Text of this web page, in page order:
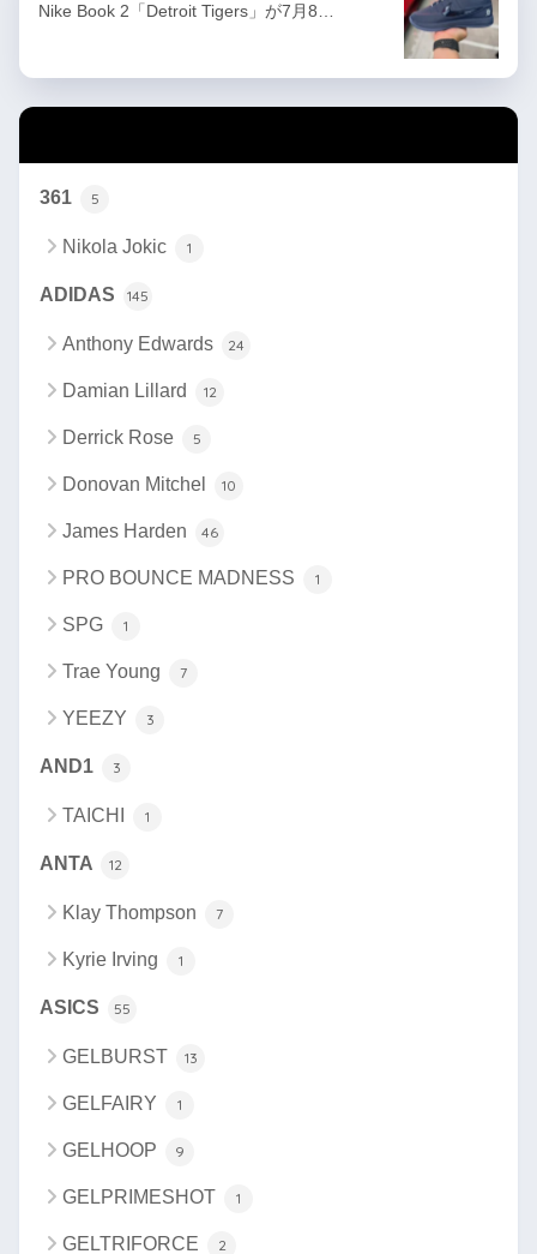
Nike Book 2「Detroit Tigers」が7月8…
361 5
Nikola Jokic 1
ADIDAS 145
Anthony Edwards 24
Damian Lillard 12
Derrick Rose 5
Donovan Mitchel 10
James Harden 46
PRO BOUNCE MADNESS 1
SPG 1
Trae Young 7
YEEZY 3
AND1 3
TAICHI 1
ANTA 12
Klay Thompson 7
Kyrie Irving 1
ASICS 55
GELBURST 13
GELFAIRY 1
GELHOOP 9
GELPRIMESHOT 1
GELTRIFORCE 2